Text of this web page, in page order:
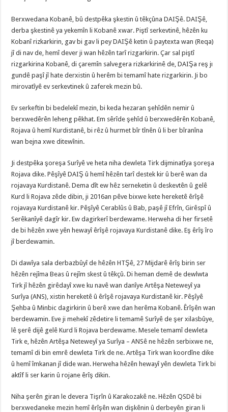
Berxwedana Kobanê, bû destpêka şkestin û têkçûna DAIŞê. DAIŞê,
derba şkestinê ya yekemîn li Kobanê xwar. Piştî serkevtinê, hêzên ku
Kobanî rizkarkirin, gav bi gav li pey DAIŞê ketin û paytexta wan (Reqa)
jî di nav de, hemî dever ji wan hêzên tarî rizgarkirin. Çar sal piştî
rizgarkirina Kobanê, di çaremîn salvegera rizkarkirinê de, DAIŞa reş jı
gundê paşî jî hate derxistin û herêm bi temamî hate rizgarkirin. Ji bo
mirovatîyê ev serkevtinek û zaferek mezin bû.
Ev serkeftin bi bedelekî mezin, bi keda hezaran şehîdên nemir û
berxwedêrên leheng pêkhat. Em sêrîde şehîd û berxwedêrên Kobanê,
Rojava û hemî Kurdistanê, bi rêz û hurmet bîr tînên û li ber bîranîna
wan bejna xwe ditewînin.
Ji destpêka şoreşa Surîyê ve heta niha dewleta Tirk dijminatîya şoreşa
Rojava dike. Pêşîyê DAIŞ û hemî hêzên tarî destek kir û berê wan da
rojavaya Kurdistanê. Dema dît ew hêz serneketin û deskevtên û gelê
Kurd li Rojava zêde dibin, ji 2016an pêve bixwe kete hereketê êrîşê
rojavaya Kurdistanê kir. Pêşîyê Cerablûs û Bab, paşê jî Efrîn, Girêspî û
Serêkanîyê dagîr kir. Ew dagirkerî berdewame. Herweha di her firsetê
de bi hêzên xwe yên hewayî êrîşê rojavaya Kurdistanê dike. Eş êrîş îro
jî berdewamin.
Di dawîya sala derbazbûyî de hêzên HTŞê, 27 Mijdarê êrîş birin ser
hêzên rejîma Beas û rejîm skest û têkçû. Di heman demê de dewlwta
Tirk jî hêzên girêdayî xwe ku navê wan danîye Artêşa Neteweyî ya
Surîya (ANS), xistin hereketê û êrîşê rojavaya Kurdistanê kir. Pêşîyê
Şehba û Minbic dagirkirin û berê xwe dan herêma Kobanê. Êrîşên wan
berdewamin. Eve ji mehekî zêdetire li temamê Surîyê de şer xilasbûye,
lê şerê dijê gelê Kurd li Rojava berdewame. Mesele temamî dewleta
Tirk e, hêzên Artêşa Neteweyî ya Surîya – ANSê ne hêzên serbixwe ne,
temamî di bin emrê dewleta Tirk de ne. Artêşa Tirk wan koordîne dike
û hemî îmkanan jî dide wan. Herweha hêzên hewayî yên dewleta Tirk bi
aktîf li ser karin û rojane êrîş dikin.
Niha şerên giran le devera Tişrîn û Karakozakê ne. Hêzên QSDê bi
berxwedaneke mezin hemî êrîşên wan dişkênin û derbeyên giran li